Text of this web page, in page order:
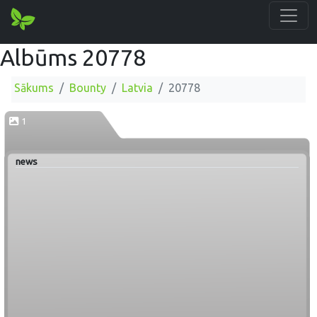
Albūms 20778
Sākums Bounty Latvia 20778
1
news